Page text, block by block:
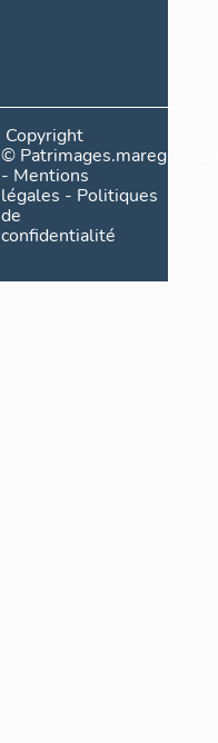
Copyright
©
- Mentions
légales - Politiques
de
confidentialité